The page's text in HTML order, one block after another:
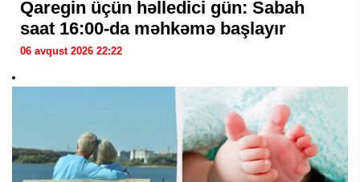
Qaregin üçün həlledici gün: Sabah
saat 16:00-da məhkəmə başlayır
06 avqust 2026 22:22